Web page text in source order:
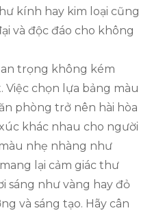
kính hay kim loại cũng
và độc đáo cho không
trọng không kém
chọn lựa bảng màu
phòng trở nên hài hòa
khác nhau cho người
nhẹ nhàng như
lại cảm giác thư
sáng như vàng hay đỏ
và sáng tạo. Hãy cân